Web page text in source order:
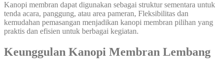
Kanopi membran dapat digunakan sebagai struktur sementara untuk
tenda acara, panggung, atau area pameran, Fleksibilitas dan
kemudahan pemasangan menjadikan kanopi membran pilihan yang
praktis dan efisien untuk berbagai kegiatan.
Keunggulan Kanopi Membran Lembang